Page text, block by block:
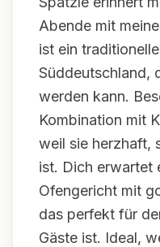
Abende mit
ist ein
Süddeutschland,
werden kann.
Kombination mit
weil sie herzhaft,
ist. Dich erwartet
Ofengericht mit
das perfekt für
Gäste ist. Ideal,